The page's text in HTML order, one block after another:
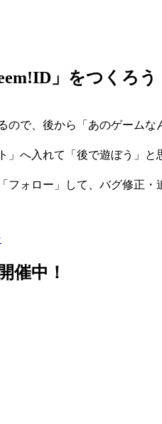
」をつくろう
ので、後から「あのゲームな
」へ入れて「後で遊ぼう」と
フォロー」して、バグ修正
催中！